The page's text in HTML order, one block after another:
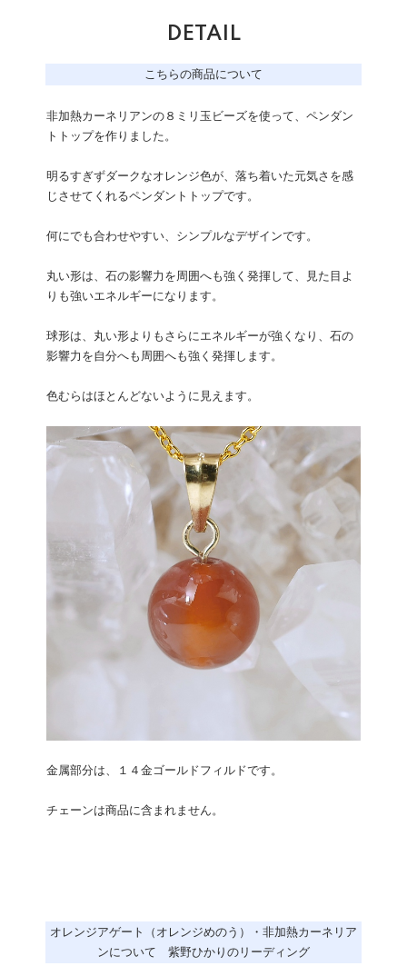
DETAIL
こちらの商品について
非加熱カーネリアンの８ミリ玉ビーズを使って、ペンダン
トトップを作りました。
明るすぎずダークなオレンジ色が、落ち着いた元気さを感
じさせてくれるペンダントトップです。
何にでも合わせやすい、シンプルなデザインです。
丸い形は、石の影響力を周囲へも強く発揮して、見た目よ
りも強いエネルギーになります。
球形は、丸い形よりもさらにエネルギーが強くなり、石の
影響力を自分へも周囲へも強く発揮します。
色むらはほとんどないように見えます。
金属部分は、１４金ゴールドフィルドです。
チェーンは商品に含まれません。
オレンジアゲート（オレンジめのう）・非加熱カーネリア
ンについて 紫野ひかりのリーディング